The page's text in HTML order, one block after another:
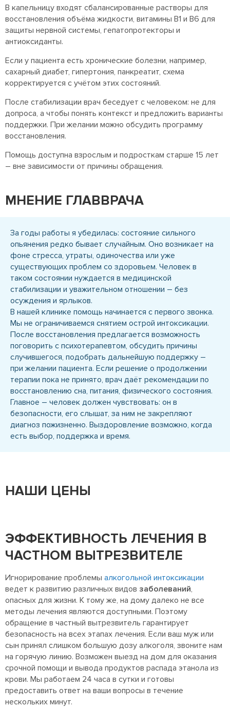
В капельницу входят сбалансированные растворы для
восстановления объёма жидкости, витамины B1 и B6 для
защиты нервной системы, гепатопротекторы и
антиоксиданты.
Если у пациента есть хронические болезни, например,
сахарный диабет, гипертония, панкреатит, схема
корректируется с учётом этих состояний.
После стабилизации врач беседует с человеком: не для
допроса, а чтобы понять контекст и предложить варианты
поддержки. При желании можно обсудить программу
восстановления.
Помощь доступна взрослым и подросткам старше 15 лет
– вне зависимости от причины обращения.
МНЕНИЕ ГЛАВВРАЧА
За годы работы я убедилась: состояние сильного
опьянения редко бывает случайным. Оно возникает на
фоне стресса, утраты, одиночества или уже
существующих проблем со здоровьем. Человек в
таком состоянии нуждается в медицинской
стабилизации и уважительном отношении – без
осуждения и ярлыков.
В нашей клинике помощь начинается с первого звонка.
Мы не ограничиваемся снятием острой интоксикации.
После восстановления предлагается возможность
поговорить с психотерапевтом, обсудить причины
случившегося, подобрать дальнейшую поддержку –
при желании пациента. Если решение о продолжении
терапии пока не принято, врач даёт рекомендации по
восстановлению сна, питания, физического состояния.
Главное – человек должен чувствовать: он в
безопасности, его слышат, за ним не закрепляют
диагноз пожизненно. Выздоровление возможно, когда
есть выбор, поддержка и время.
НАШИ ЦЕНЫ
ЭФФЕКТИВНОСТЬ ЛЕЧЕНИЯ В
ЧАСТНОМ ВЫТРЕЗВИТЕЛЕ
Игнорирование проблемы алкогольной интоксикации
ведет к развитию различных видов заболеваний,
опасных для жизни. К тому же, на дому далеко не все
методы лечения являются доступными. Поэтому
обращение в частный вытрезвитель гарантирует
безопасность на всех этапах лечения. Если ваш муж или
сын принял слишком большую дозу алкоголя, звоните нам
на горячую линию. Возможен выезд на дом для оказания
срочной помощи и вывода продуктов распада этанола из
крови. Мы работаем 24 часа в сутки и готовы
предоставить ответ на ваши вопросы в течение
нескольких минут.